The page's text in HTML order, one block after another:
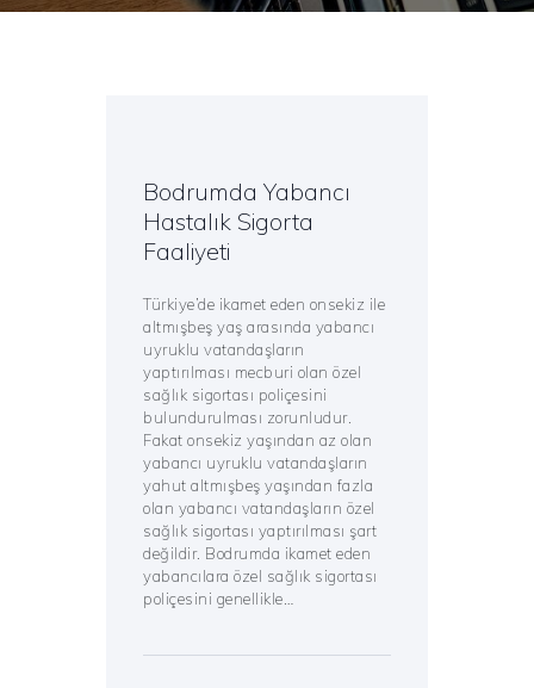
Bodrumda Yabancı
Hastalık Sigorta
Faaliyeti
Türkiye’de ikamet eden onsekiz ile
altmışbeş yaş arasında yabancı
uyruklu vatandaşların
yaptırılması mecburi olan özel
sağlık sigortası poliçesini
bulundurulması zorunludur.
Fakat onsekiz yaşından az olan
yabancı uyruklu vatandaşların
yahut altmışbeş yaşından fazla
olan yabancı vatandaşların özel
sağlık sigortası yaptırılması şart
değildir. Bodrumda ikamet eden
yabancılara özel sağlık sigortası
poliçesini genellikle…